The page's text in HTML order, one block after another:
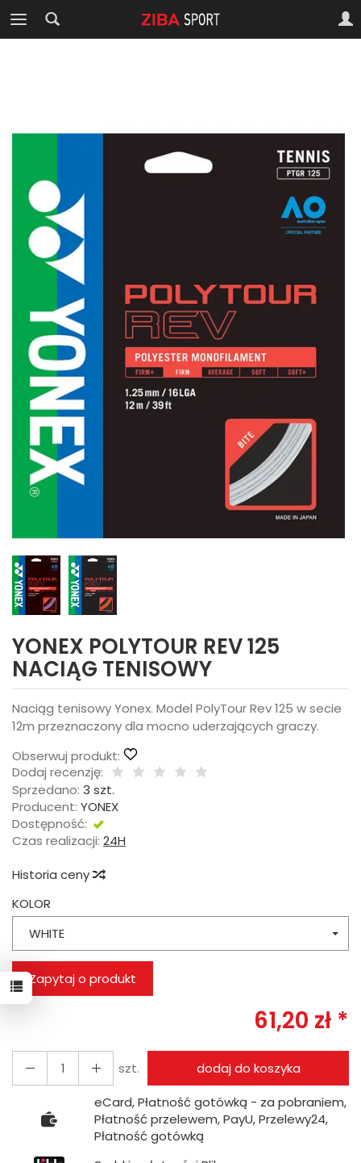
YONEX POLYTOUR REV 125
NACIĄG TENISOWY
Naciąg tenisowy Yonex. Model PolyTour Rev 125 w secie
12m przeznaczony dla mocno uderzających graczy.
Obserwuj produkt:
Dodaj recenzję:
Sprzedano: 3 szt.
Producent: YONEX
Dostępność:
Czas realizacji: 24H
Historia ceny
KOLOR
WHITE
Zapytaj o produkt
61,20 zł *
szt.
dodaj do koszyka
eCard, Płatność gotówką - za pobraniem,
Płatność przelewem, PayU, Przelewy24,
Płatność gotówką